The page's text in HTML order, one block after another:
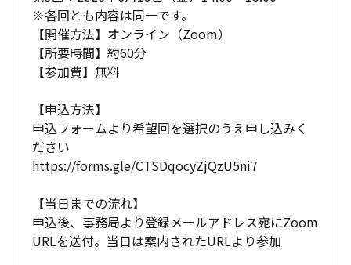
※各回とも内容は同一です。
【開催方法】オンライン（Zoom）
【所要時間】約60分
【参加費】無料
【申込方法】
申込フォームより希望回を選択のうえ申し込みく
https://forms.gle/CTSDqocyZjQzU5ni7
【当日までの流れ】
申込後、事務局より登録メールアドレス宛にZoom
URLを送付。当日は案内されたURLより参加